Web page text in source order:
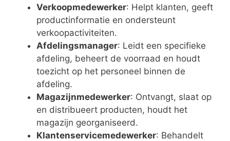
Verkoopmedewerker: Helpt klanten, geeft
productinformatie en ondersteunt
verkoopactiviteiten.
Afdelingsmanager: Leidt een specifieke
afdeling, beheert de voorraad en houdt
toezicht op het personeel binnen de
afdeling.
Magazijnmedewerker: Ontvangt, slaat op
en distribueert producten, houdt het
magazijn georganiseerd.
Klantenservicemedewerker: Behandelt